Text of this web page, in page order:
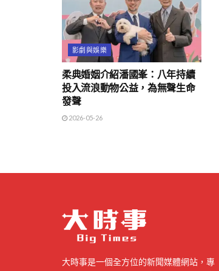
影劇與娛樂
柔典婚姻介紹潘國峯：八年持續
投入流浪動物公益，為無聲生命
發聲
2026-05-26
大時事是一個全方位的新聞媒體網站，專